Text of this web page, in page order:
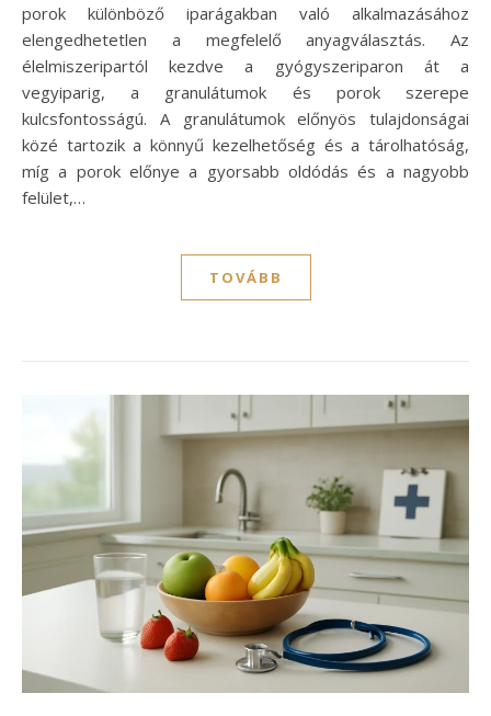
porok különböző iparágakban való alkalmazásához
elengedhetetlen a megfelelő anyagválasztás. Az
élelmiszeripartól kezdve a gyógyszeriparon át a
vegyiparig, a granulátumok és porok szerepe
kulcsfontosságú. A granulátumok előnyös tulajdonságai
közé tartozik a könnyű kezelhetőség és a tárolhatóság,
míg a porok előnye a gyorsabb oldódás és a nagyobb
felület,…
TOVÁBB